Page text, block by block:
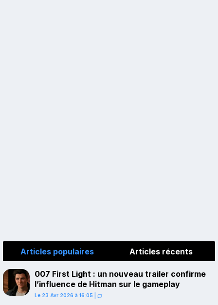
Articles populaires Articles récents
007 First Light : un nouveau trailer confirme
l’influence de Hitman sur le gameplay
Le 23 Avr 2026 à 16:05